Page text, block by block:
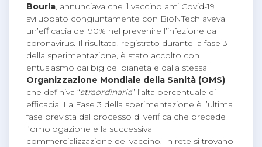
Bourla , annunciava che il vaccino anti Covid-19
sviluppato congiuntamente con BioNTech aveva
un’efficacia del 90% nel prevenire l’infezione da
coronavirus. Il risultato, registrato durante la fase 3
della sperimentazione, è stato accolto con
entusiasmo dai big del pianeta e dalla stessa
Organizzazione Mondiale della Sanità (OMS)
che definiva “straordinaria” l’alta percentuale di
efficacia. La Fase 3 della sperimentazione è l’ultima
fase prevista dal processo di verifica che precede
l’omologazione e la successiva
commercializzazione del vaccino. In rete si trovano